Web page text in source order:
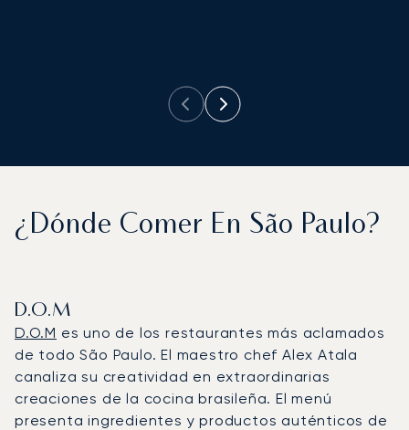
¿Dónde Comer En São Paulo?
D.O.M
D.O.M es uno de los restaurantes más aclamados
de todo São Paulo. El maestro chef Alex Atala
canaliza su creatividad en extraordinarias
creaciones de la cocina brasileña. El menú
presenta ingredientes y productos auténticos de